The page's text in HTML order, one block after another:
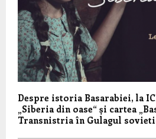
Despre istoria Basarabiei, la
„Siberia din oase“ și cartea
Transnistria în Gulagul